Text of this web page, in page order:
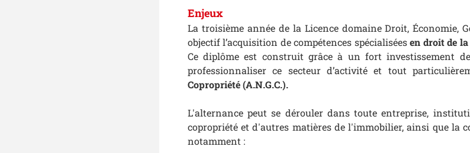
Enjeux
La troisième année de la Licence domaine Droit,
objectif l’acquisition de compétences spécialiséesen droit de
Ce diplôme est construit grâce à un fort investissement
professionnaliser ce secteur d’activité et tout
Copropriété (A.N.G.C.).
L'alternance peut se dérouler dans toute entreprise,
copropriété et d'autres matières de l'immobilier, ainsi que la
notamment :